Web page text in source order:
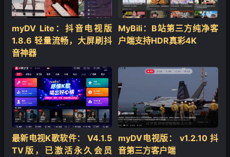
‌myDV Lite：抖音电视版
1.8.6 轻量流畅，大屏刷抖
音神器
MyBili：B站第三方纯净客
户端支持HDR真彩4K
最新电视K歌软件： V4.1.5
TV版，已激活永久会员
myDV电视版： v1.2.10 抖
音第三方客户端